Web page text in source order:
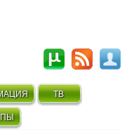
ТВ